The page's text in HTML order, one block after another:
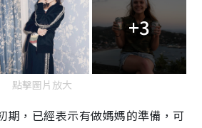
+3
點擊圖片放大
，已經表示有做媽媽的準備，可